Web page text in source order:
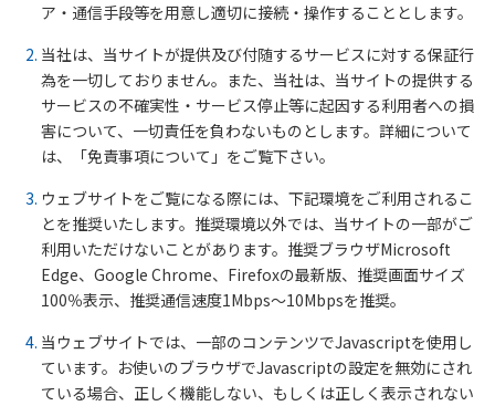
ア・通信手段等を用意し適切に接続・操作することとします。
当社は、当サイトが提供及び付随するサービスに対する保証行
為を一切しておりません。また、当社は、当サイトの提供する
サービスの不確実性・サービス停止等に起因する利用者への損
害について、一切責任を負わないものとします。詳細について
は、「免責事項について」をご覧下さい。
ウェブサイトをご覧になる際には、下記環境をご利用されるこ
とを推奨いたします。推奨環境以外では、当サイトの一部がご
利用いただけないことがあります。推奨ブラウザMicrosoft
Edge、Google Chrome、Firefoxの最新版、推奨画面サイズ
100％表示、推奨通信速度1Mbps～10Mbpsを推奨。
当ウェブサイトでは、一部のコンテンツでJavascriptを使用し
ています。お使いのブラウザでJavascriptの設定を無効にされ
ている場合、正しく機能しない、もしくは正しく表示されない